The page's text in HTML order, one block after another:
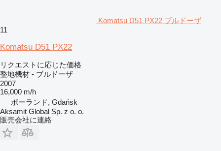
Komatsu D51 PX22 ブルドーザ
11
Komatsu D51 PX22
リクエストに応じた価格
整地機材 - ブルドーザ
2007
16,000 m/h
ポーランド, Gdańsk
Aksamit Global Sp. z o. o.
販売会社に連絡